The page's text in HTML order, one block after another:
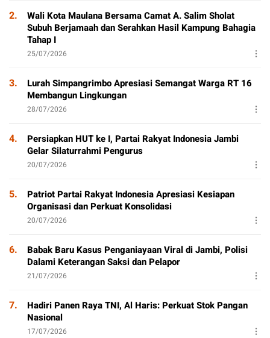
2.
Wali Kota Maulana Bersama Camat A. Salim Sholat
Subuh Berjamaah dan Serahkan Hasil Kampung Bahagia
Tahap I
25/07/2026
3.
Lurah Simpangrimbo Apresiasi Semangat Warga RT 16
Membangun Lingkungan
28/07/2026
4.
Persiapkan HUT ke I, Partai Rakyat Indonesia Jambi
Gelar Silaturrahmi Pengurus
20/07/2026
5.
Patriot Partai Rakyat Indonesia Apresiasi Kesiapan
Organisasi dan Perkuat Konsolidasi
20/07/2026
6.
Babak Baru Kasus Penganiayaan Viral di Jambi, Polisi
Dalami Keterangan Saksi dan Pelapor
21/07/2026
7.
Hadiri Panen Raya TNI, Al Haris: Perkuat Stok Pangan
Nasional
17/07/2026